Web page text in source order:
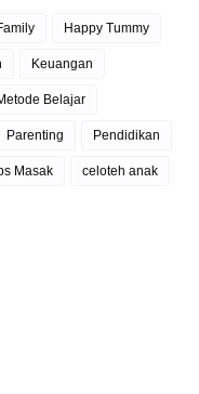
Happy Tummy
Keuangan
Belajar
Parenting Pendidikan
Masak celoteh anak